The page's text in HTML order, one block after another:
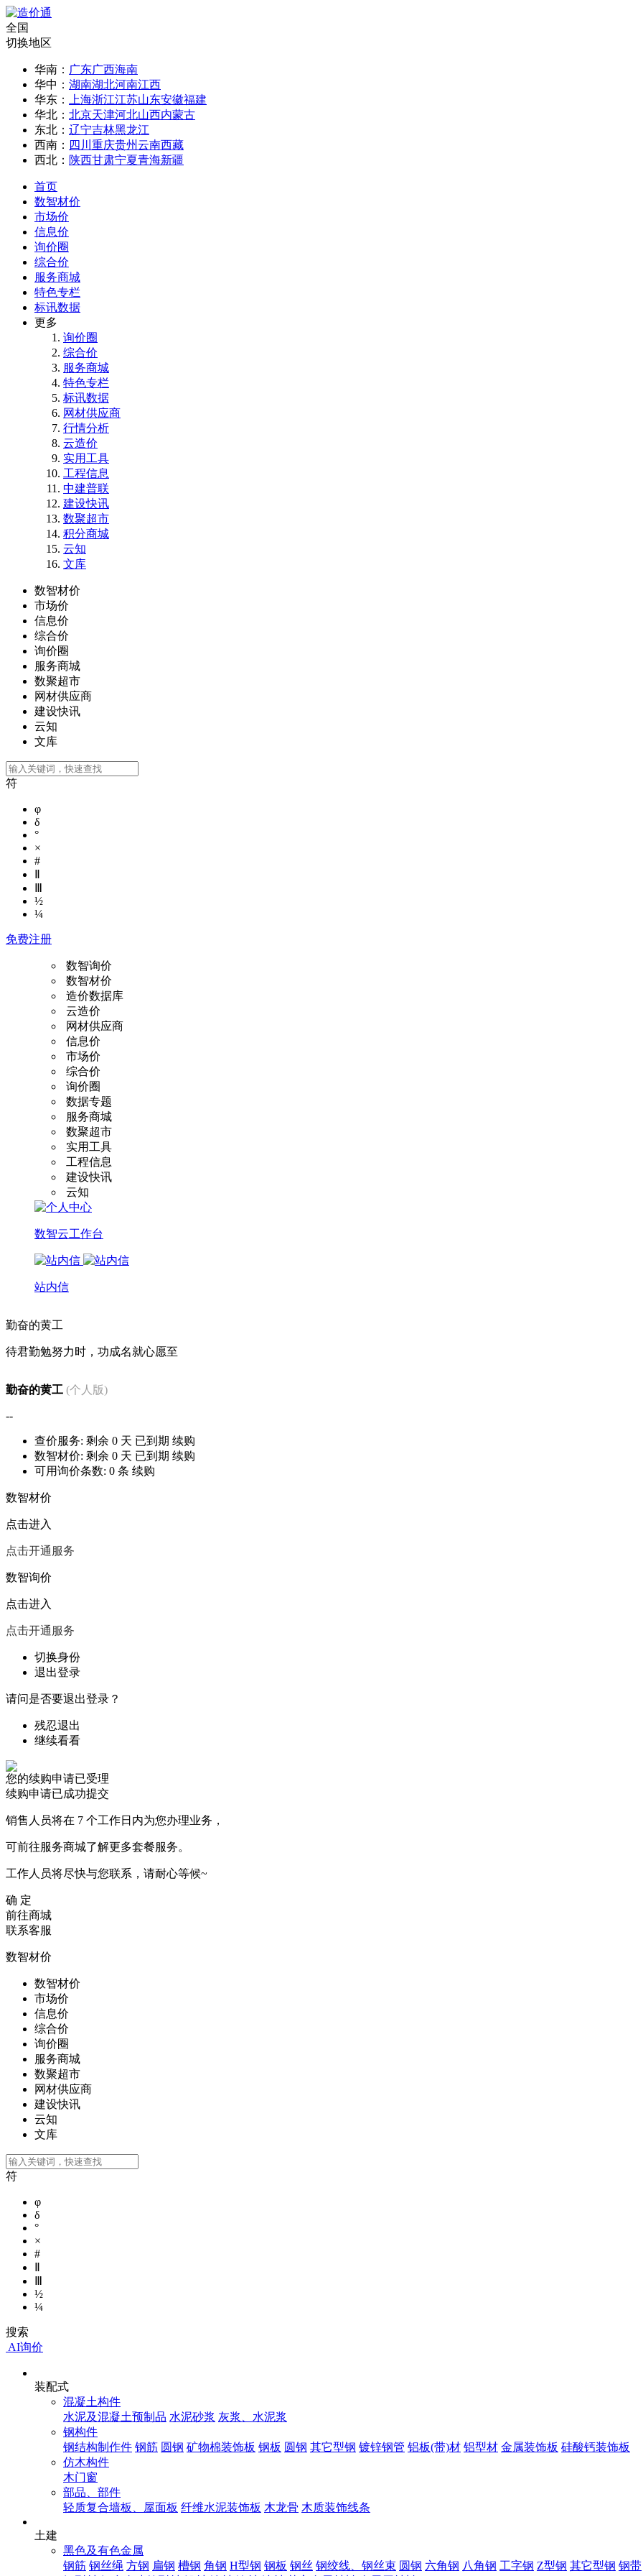
全国
切换地区
华南： 广东广西海南
华中： 湖南湖北河南江西
华东：
上海浙江江苏山东安徽福建
华北： 北京天津河北山西内蒙古
东北： 辽宁吉林黑龙江
西南： 四川 重庆贵州云南西藏
西北： 陕西甘肃宁夏青海新疆
首页
数智材价
市场价
信息价
询价圈
综合价
服务商城
特色专栏
标讯数据
更多
询价圈
综合价
服务商城
特色专栏
标讯数据
网材供应商
行情分析
云造价
实用工具
工程信息
中建普联
建设快讯
数聚超市
积分商城
云知
文库
数智材价
市场价
信息价
综合价
询价圈
服务商城
数聚超市
网材供应商
建设快讯
云知
文库
符
φ
δ
°
×
#
½
¼
免费注册
数智询价
数智材价
造价数据库
云造价
网材供应商
信息价
市场价
综合价
询价圈
数据专题
服务商城
数聚超市
实用工具
工程信息
建设快讯
云知
数智云工作台
站内信
勤奋的黄工
待君勤勉努力时，功成名就心愿至
勤奋的黄工 (个人版)
--
查价服务: 剩余 0 天 已到期 续购
数智材价: 剩余 0 天 已到期 续购
可用询价条数: 0 条 续购
数智材价
点击进入
点击开通服务
数智询价
点击进入
点击开通服务
切换身份
退出登录
请问是否要退出登录？
残忍退出
继续看看
您的续购申请已受理
续购申请已成功提交
销售人员将在 7 个工作日内为您办理业务，
可前往服务商城了解更多套餐服务。
工作人员将尽快与您联系，请耐心等候~
确 定
前往商城
联系客服
数智材价
数智材价
市场价
信息价
综合价
询价圈
服务商城
数聚超市
网材供应商
建设快讯
云知
文库
符
φ
δ
°
×
#
½
¼
搜索
AI询价
装配式
混凝土构件
水泥及混凝土预制品 水泥砂浆 灰浆、水泥浆
钢构件
钢结构制作件 钢筋 圆钢 矿物棉装饰板 钢板 圆钢 其它型钢 镀锌钢管 铝板(带)材 铝型材 金属装饰板 硅酸钙装饰板
仿木构件
木门窗
部品、部件
轻质复合墙板、屋面板 纤维水泥装饰板 木龙骨 木质装饰线条
土建
黑色及有色金属
钢筋 钢丝绳 方钢 扁钢 槽钢 角钢 H型钢 钢板 钢丝 钢绞线、钢丝束 圆钢 六角钢 八角钢 工字钢 Z型钢 其它型钢 钢带